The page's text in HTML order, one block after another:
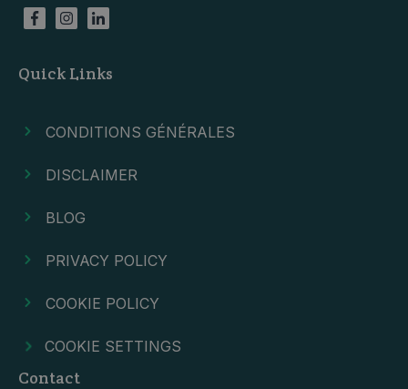
Quick Links
CONDITIONS GÉNÉRALES
DISCLAIMER
BLOG
PRIVACY POLICY
COOKIE POLICY
COOKIE SETTINGS
Contact